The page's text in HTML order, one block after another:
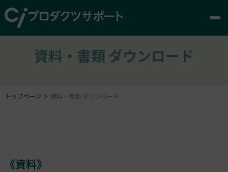
資料・書類 ダウンロード
トップページ 資料・書類 ダウンロード
《資料》